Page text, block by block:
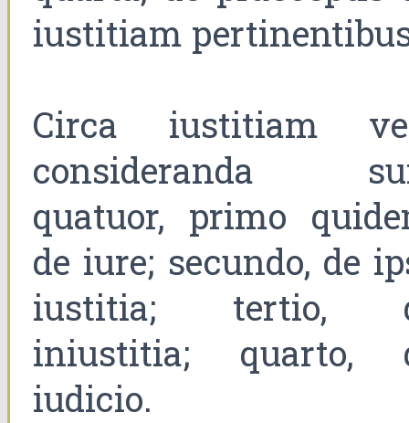
iustitiam
Circa iustitiam
consideranda
quatuor, primo
de iure; secundo, de
iustitia; tertio,
iniustitia; quarto,
iudicio.